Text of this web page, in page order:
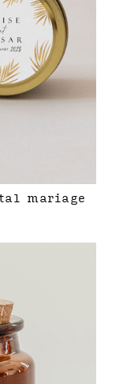
mariage